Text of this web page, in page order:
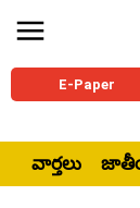
E-Paper
వార్తలు